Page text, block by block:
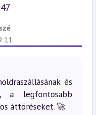
és
a legfontosabb
áttöréseket. 🚀